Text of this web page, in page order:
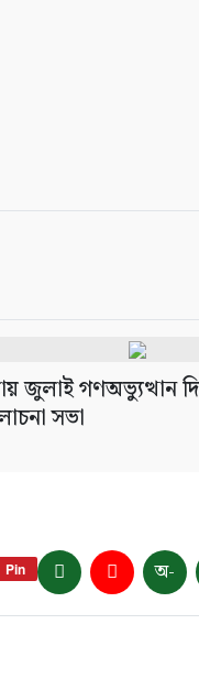
জুলাই গণঅভ্যুত্থান
সভা
Pin অ-